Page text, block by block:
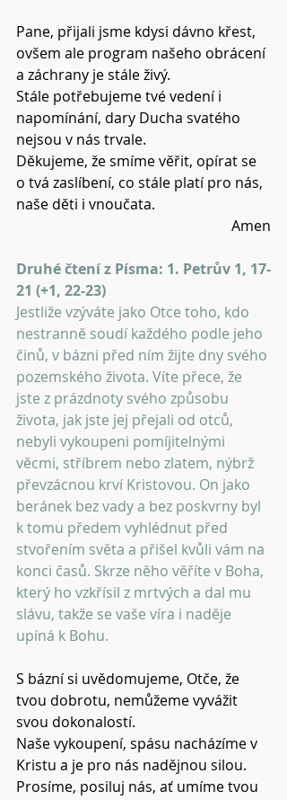
Pane, přijali jsme kdysi dávno křest,
ovšem ale program našeho obrácení
a záchrany je stále živý.
Stále potřebujeme tvé vedení i
napomínání, dary Ducha svatého
nejsou v nás trvale.
Děkujeme, že smíme věřit, opírat se
o tvá zaslíbení, co stále platí pro nás,
naše děti i vnoučata.
Amen
Druhé čtení z Písma: 1. Petrův 1, 17-
21 (+1, 22-23)
Jestliže vzýváte jako Otce toho, kdo
nestranně soudí každého podle jeho
činů, v bázni před ním žijte dny svého
pozemského života. Víte přece, že
jste z prázdnoty svého způsobu
života, jak jste jej přejali od otců,
nebyli vykoupeni pomíjitelnými
věcmi, stříbrem nebo zlatem, nýbrž
převzácnou krví Kristovou. On jako
beránek bez vady a bez poskvrny byl
k tomu předem vyhlédnut před
stvořením světa a přišel kvůli vám na
konci časů. Skrze něho věříte v Boha,
který ho vzkřísil z mrtvých a dal mu
slávu, takže se vaše víra i naděje
upíná k Bohu.
S bázní si uvědomujeme, Otče, že
tvou dobrotu, nemůžeme vyvážit
svou dokonalostí.
Naše vykoupení, spásu nacházíme v
Kristu a je pro nás nadějnou silou.
Prosíme, posiluj nás, ať umíme tvou